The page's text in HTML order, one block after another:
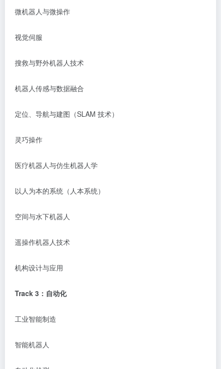
微机器人与微操作
视觉伺服
搜救与野外机器人技术
机器人传感与数据融合
定位、导航与建图（SLAM 技术）
灵巧操作
医疗机器人与仿生机器人学
以人为本的系统（人本系统）
空间与水下机器人
遥操作机器人技术
机构设计与应用
Track 3 ： 自动化
工业智能制造
智能机器人